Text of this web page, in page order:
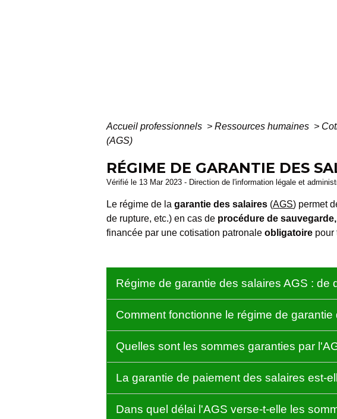
Accueil professionnels > Ressources humaines >
(AGS)
RÉGIME DE GARANTIE DES
Vérifié le 13 Mar 2023 - Direction de l'information légale et
Le régime de lagarantie des salaires (AGS) permet
de rupture, etc.) en cas de procédure de
financée par une cotisation patronaleobligatoire pour
Régime de garantie des salaires AGS : de
Comment fonctionne le régime de garantie
Quelles sont les sommes garanties par
La garantie de paiement des salaires est-
Dans quel délai l'AGS verse-t-elle les